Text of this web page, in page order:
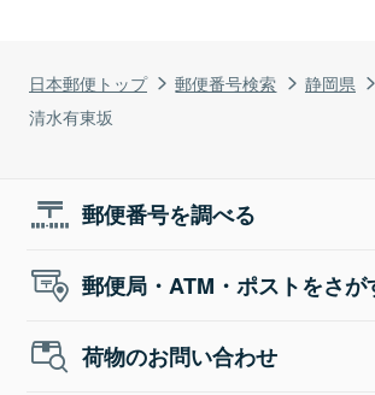
日本郵便トップ 郵便番号検索 静岡県
清水有東坂
郵便番号を調べる
郵便局・ATM・ポストをさが
荷物のお問い合わせ